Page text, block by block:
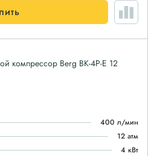
компрессор Berg ВК-4Р-E 12
400 л/мин
12 атм
4 кВт